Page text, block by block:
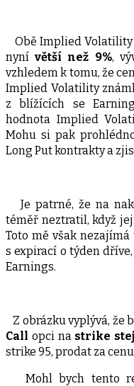
Obě Implied Volatility
nynívětší než 9%,
vzhledem k tomu, že
Implied Volatility
z blížících se
hodnota Implied
Mohu si pak
Long Put kontrakty a
Je patrné, že na
téměř neztratil, když
Toto mě však
s expirací o týden
Earnings.
Z obrázku vyplývá, že
Call opci nastrike
strike 95, prodat za cenu
Mohl bych tento